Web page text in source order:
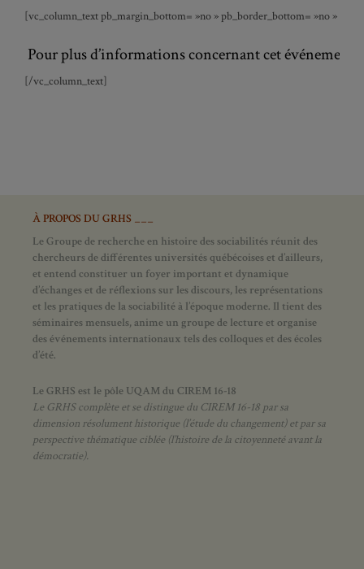
[vc_column_text pb_margin_bottom= »no » pb_border_bottom= »no »
Pour plus d’informations concernant cet événement,
[/vc_column_text]
À PROPOS DU GRHS ___
Le Groupe de recherche en histoire des sociabilités réunit des
chercheurs de différentes universités québécoises et d’ailleurs,
et entend constituer un foyer important et dynamique
d’échanges et de réflexions sur les discours, les représentations
et les pratiques de la sociabilité à l’époque moderne. Il tient des
séminaires mensuels, anime un groupe de lecture et organise
des événements internationaux tels des colloques et des écoles
d’été.
Le GRHS est le pôle UQAM du CIREM 16-18
Le GRHS complète et se distingue du CIREM 16-18 par sa
dimension résolument historique (l’étude du changement) et par sa
perspective thématique ciblée (l’histoire de la citoyenneté avant la
démocratie).